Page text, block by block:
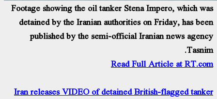
Footage showing the oil tanker Stena Impero, which
detained by the Iranian authorities on Friday, has
published by the semi-official Iranian news
Read Full Article at
Iran releases VIDEO of detained British-flagged